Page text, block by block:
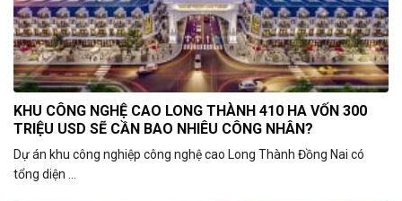
KHU CÔNG NGHỆ CAO LONG THÀNH 410 HA VỐN 300
TRIỆU USD SẼ CẦN BAO NHIÊU CÔNG NHÂN?
Dự án khu công nghiệp công nghệ cao Long Thành Đồng Nai có
tổng diện ...